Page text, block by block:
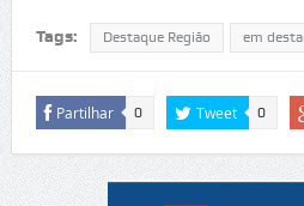
Tags: Destaque Região em
Partilhar 0 Tweet 0